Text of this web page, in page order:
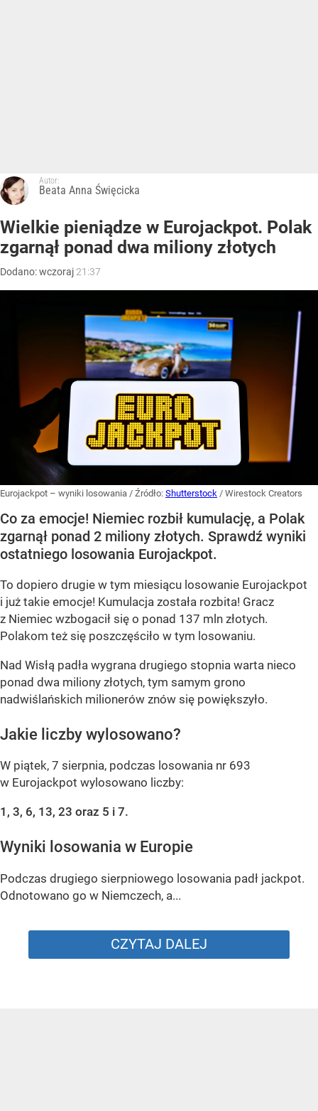
Autor:
Beata Anna Święcicka
Wielkie pieniądze w Eurojackpot. Polak
zgarnął ponad dwa miliony złotych
Dodano:wczoraj 21:37
Eurojackpot – wyniki losowania / Źródło: Shutterstock / Wirestock Creators
Co za emocje! Niemiec rozbił kumulację, a Polak
zgarnął ponad 2 miliony złotych. Sprawdź wyniki
ostatniego losowania Eurojackpot.
To dopiero drugie w tym miesiącu losowanie Eurojackpot
i już takie emocje! Kumulacja została rozbita! Gracz
z Niemiec wzbogacił się o ponad 137 mln złotych.
Polakom też się poszczęściło w tym losowaniu.
Nad Wisłą padła wygrana drugiego stopnia warta nieco
ponad dwa miliony złotych, tym samym grono
nadwiślańskich milionerów znów się powiększyło.
Jakie liczby wylosowano?
W piątek, 7 sierpnia, podczas losowania nr 693
w Eurojackpot wylosowano liczby:
1, 3, 6, 13, 23 oraz 5 i 7.
Wyniki losowania w Europie
Podczas drugiego sierpniowego losowania padł jackpot.
Odnotowano go w Niemczech, a...
CZYTAJ DALEJ